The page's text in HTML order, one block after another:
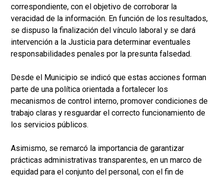
correspondiente, con el objetivo de corroborar la
veracidad de la información. En función de los resultados,
se dispuso la finalización del vínculo laboral y se dará
intervención a la Justicia para determinar eventuales
responsabilidades penales por la presunta falsedad.
Desde el Municipio se indicó que estas acciones forman
parte de una política orientada a fortalecer los
mecanismos de control interno, promover condiciones de
trabajo claras y resguardar el correcto funcionamiento de
los servicios públicos.
Asimismo, se remarcó la importancia de garantizar
prácticas administrativas transparentes, en un marco de
equidad para el conjunto del personal, con el fin de